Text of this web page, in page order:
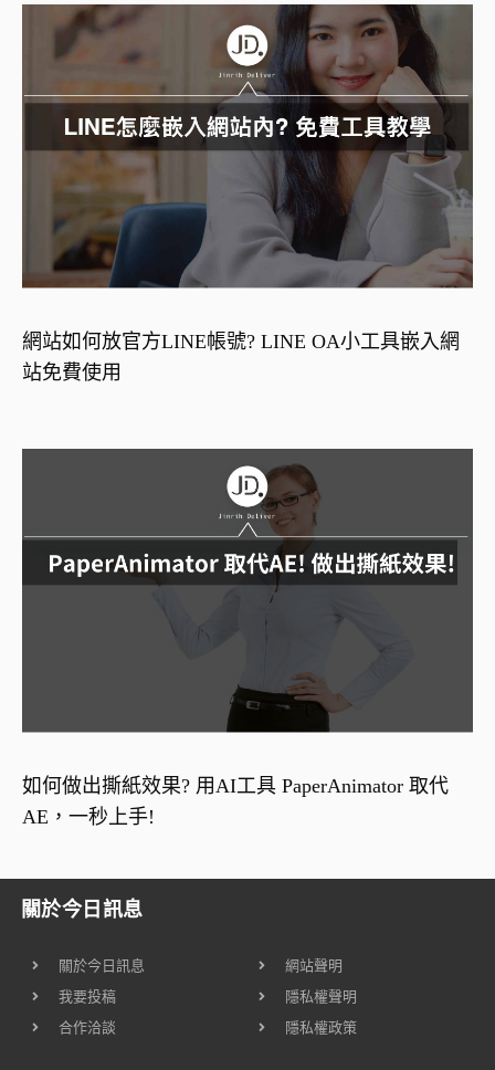
網站如何放官方LINE帳號? LINE OA小工具嵌入網
站免費使用
如何做出撕紙效果? 用AI工具 PaperAnimator 取代
AE，一秒上手!
關於今日訊息
關於今日訊息
我要投稿
合作洽談
網站聲明
隱私權聲明
隱私權政策